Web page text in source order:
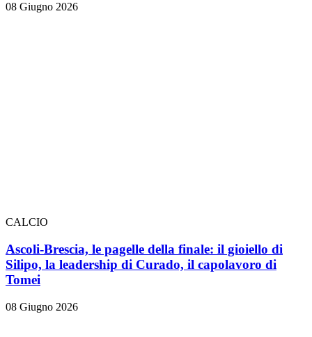
08 Giugno 2026
CALCIO
Ascoli-Brescia, le pagelle della finale: il gioiello di
Silipo, la leadership di Curado, il capolavoro di
Tomei
08 Giugno 2026